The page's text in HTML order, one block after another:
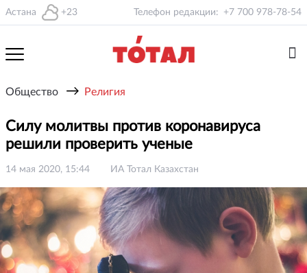
Астана +23 Телефон редакции: +7 700 978-78-54
Общество → Религия
Силу молитвы против коронавируса
решили проверить ученые
14 мая 2020, 15:44 ИА Тотал Казахстан